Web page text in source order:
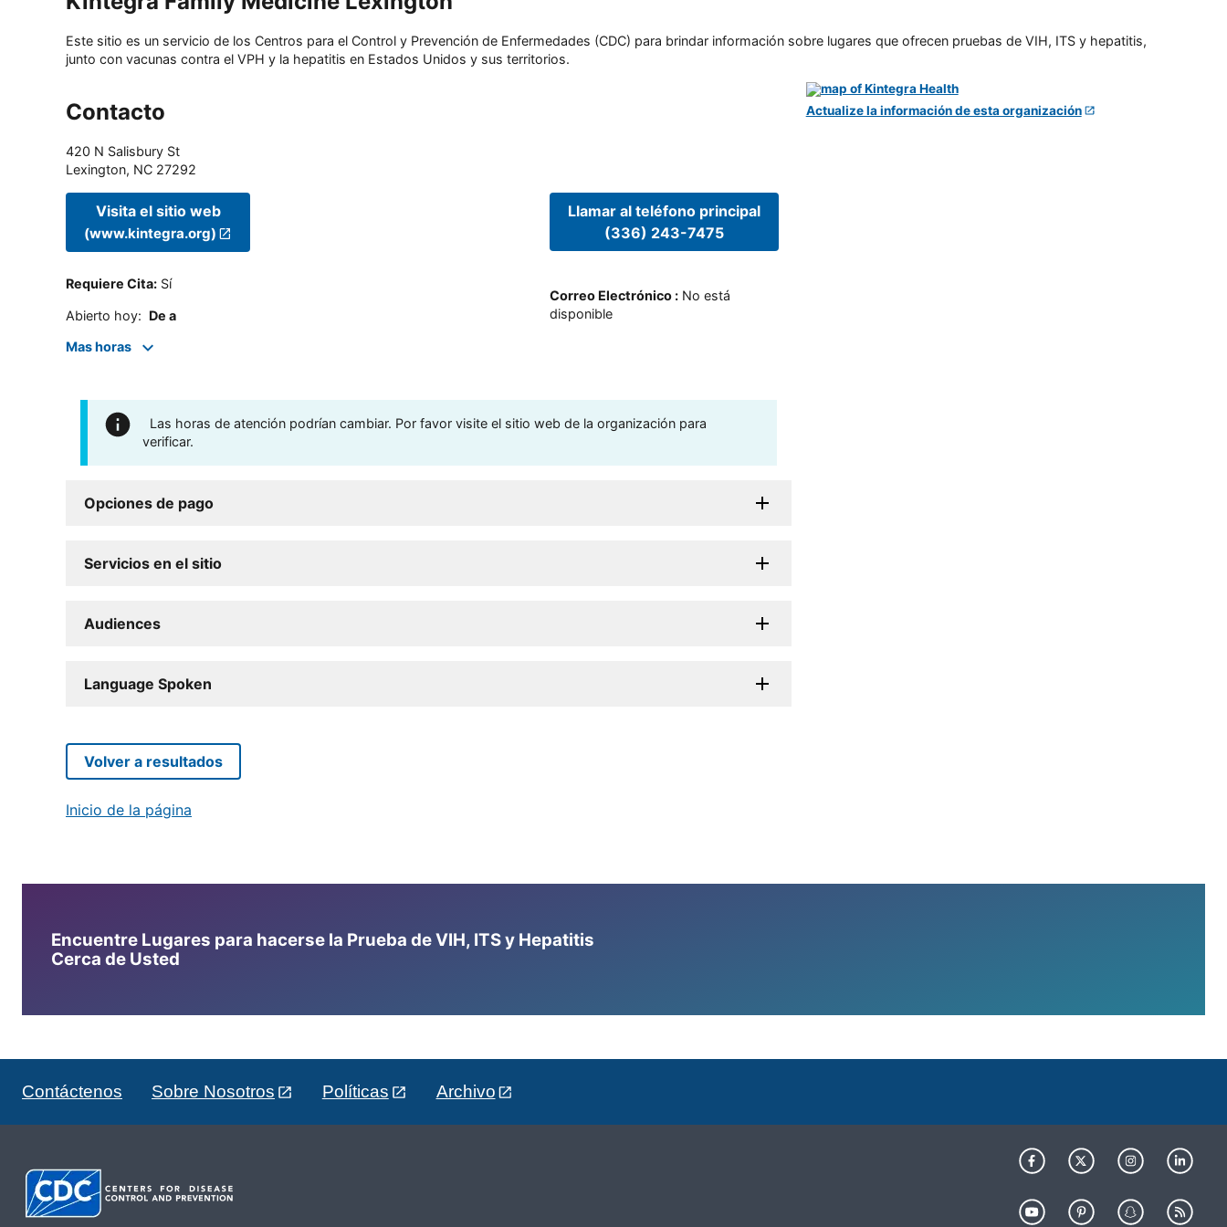
Este sitio es un servicio de los Centros para el Control y Prevención de Enfermedades (CDC) para brindar información sobre lugares que ofrecen pruebas de VIH, ITS y hepatitis,
junto con vacunas contra el VPH y la hepatitis en Estados Unidos y sus territorios.
Contacto
420 N Salisbury St
Lexington, NC 27292
Visita el sitio web
(www.kintegra.org)
Requiere Cita: Sí
Abierto hoy: De a
Mas horas
Llamar al teléfono principal
(336) 243-7475
Correo Electrónico: No está
disponible
Las horas de atención podrían cambiar. Por favor visite el sitio web de la organización para
verificar.
Opciones de pago
Servicios en el sitio
Audiences
Language Spoken
Actualize la información de esta organización
Volver a resultados
Inicio de la página
Encuentre Lugares para hacerse la Prueba de VIH, ITS y Hepatitis
Cerca de Usted
Contáctenos Sobre Nosotros Políticas Archivo